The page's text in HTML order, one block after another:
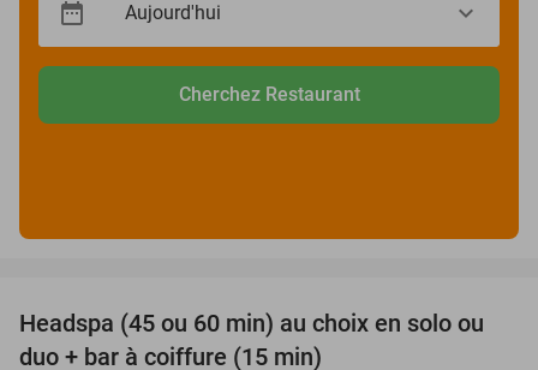
Cherchez Restaurant
34%
Headspa (45 ou 60 min) au choix en solo ou
duo + bar à coiffure (15 min)